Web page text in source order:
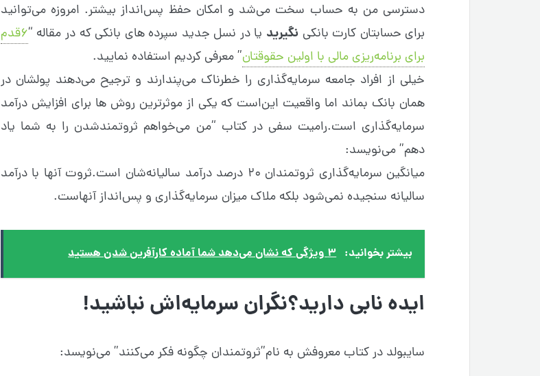
دسترسی من به حساب سخت می‌شد و امکان حفظ پس‌انداز بیشتر. امروزه می‌توانید
برای حسابتان کارت بانکی نگیرید یا در نسل جدید سپرده های بانکی که در مقاله “ ۶قدم
برای برنامه‌ریزی مالی با اولین حقوقتان” معرفی کردیم استفاده نمایید.
خیلی از افراد جامعه سرمایه‌گذاری را خطرناک می‌پندارند و ترجیح می‌دهند پولشان در
همان بانک بماند اما واقعیت این‌است که یکی از موثرترین روش ها برای افزایش درآمد
سرمایه‌گذاری است.رامیت سفی در کتاب “من می‌خواهم ثروتمندشدن را به شما یاد
دهم” می‌نویسد:
میانگین سرمایه‌گذاری ثروتمندان ۲۰ درصد درآمد سالیانه‌شان است.ثروت آنها با درآمد
سالیانه سنجیده نمی‌شود بلکه ملاک میزان سرمایه‌گذاری و پس‌انداز آنهاست.
بیشتر بخوانید: ۳ ویژگی که نشان می‌دهد شما آماده کارآفرین شدن هستید
ایده نابی دارید؟نگران سرمایه‌اش نباشید!
سایبولد در کتاب معروفش به نام”ثروتمندان چگونه فکر می‌کنند” می‌نویسد: